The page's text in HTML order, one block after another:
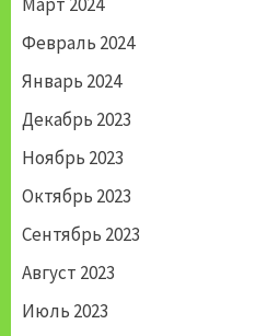
Март 2024
Февраль 2024
Январь 2024
Декабрь 2023
Ноябрь 2023
Октябрь 2023
Сентябрь 2023
Август 2023
Июль 2023